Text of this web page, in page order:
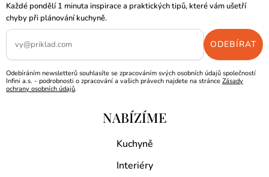
Každé pondělí 1 minuta inspirace a praktických tipů, které vám ušetří
chyby při plánování kuchyně.
Odebíráním newsletterů souhlasíte se zpracováním svých osobních údajů společností
Infini a.s. - podrobnosti o zpracování a vašich právech najdete na stránce Zásady
ochrany osobních údajů.
NABÍZÍME
Kuchyně
Interiéry